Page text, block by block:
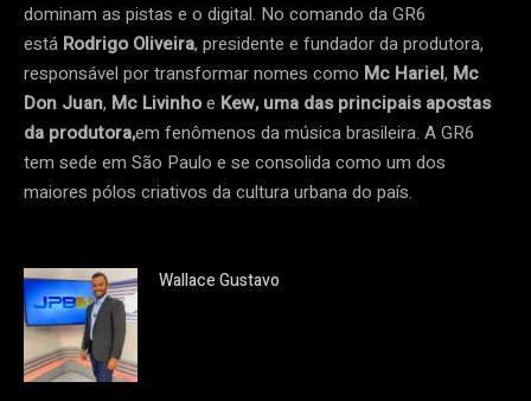
dominam as pistas e o digital. No comando da GR6
está Rodrigo Oliveira, presidente e fundador da produtora,
responsável por transformar nomes como Mc Hariel, Mc
Don Juan, Mc Livinhoe Kew, uma das principais apostas
da produtora,em fenômenos da música brasileira. A GR6
tem sede em São Paulo e se consolida como um dos
maiores pólos criativos da cultura urbana do país.
Wallace Gustavo